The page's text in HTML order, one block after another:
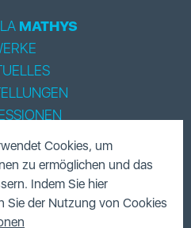
MATHYS
Cookies, um
zu ermöglichen und das
Indem Sie hier
Sie der Nutzung von Cookies